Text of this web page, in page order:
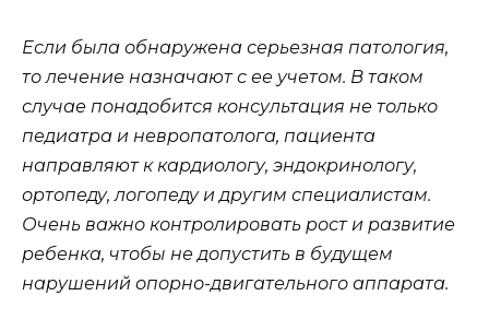
Если была обнаружена серьезная патология,
то лечение назначают с ее учетом. В таком
случае понадобится консультация не только
педиатра и невропатолога, пациента
направляют к кардиологу, эндокринологу,
ортопеду, логопеду и другим специалистам.
Очень важно контролировать рост и развитие
ребенка, чтобы не допустить в будущем
нарушений опорно-двигательного аппарата.